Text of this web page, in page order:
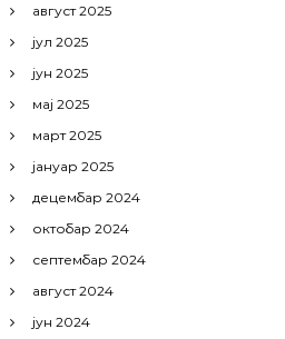
август 2025
јул 2025
јун 2025
мај 2025
март 2025
јануар 2025
децембар 2024
октобар 2024
септембар 2024
август 2024
јун 2024